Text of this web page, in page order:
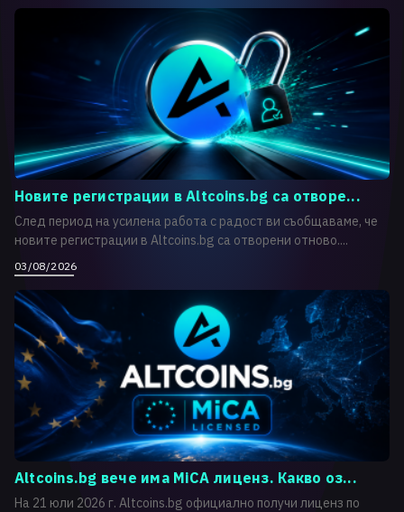
Новите регистрации в Altcoins.bg са отворе...
След период на усилена работа с радост ви съобщаваме, че
новите регистрации в Altcoins.bg са отворени отново....
03/08/2026
Altcoins.bg вече има MiCA лиценз. Какво оз...
На 21 юли 2026 г. Altcoins.bg официално получи лиценз по